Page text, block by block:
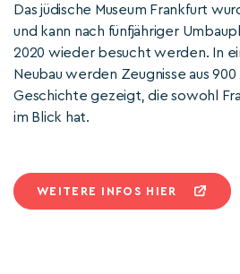
Das jüdische Museum Frankfurt
und kann nach fünfjähriger
2020 wieder besucht werden. In
Neubau werden Zeugnisse aus 900
Geschichte gezeigt, die sowohl
im Blick hat.
WEITERE INFOS HIER